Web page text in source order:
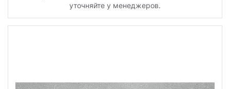
уточняйте у менеджеров.